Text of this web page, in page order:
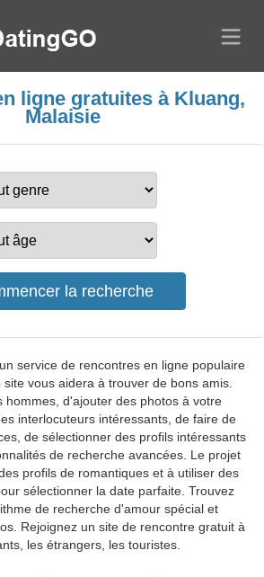
ligne gratuites à Kluang,
Malaisie
service de rencontres en ligne populaire
vous aidera à trouver de bons amis.
hommes, d'ajouter des photos à votre
interlocuteurs intéressants, de faire de
de sélectionner des profils intéressants
de recherche avancées. Le projet
profils de romantiques et à utiliser des
sélectionner la date parfaite. Trouvez
de recherche d'amour spécial et
Rejoignez un site de rencontre gratuit à
les étrangers, les touristes.